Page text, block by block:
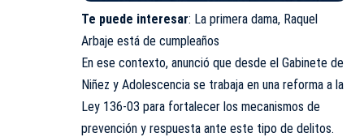
Te puede interesar: La primera dama, Raquel
Arbaje está de cumpleaños
En ese contexto, anunció que desde el Gabinete de
Niñez y Adolescencia se trabaja en una reforma a la
Ley 136-03 para fortalecer los mecanismos de
prevención y respuesta ante este tipo de delitos.